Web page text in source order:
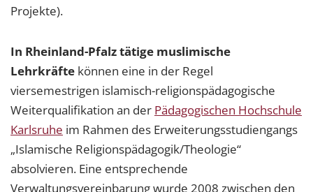
Projekte).
In Rheinland-Pfalz tätige muslimische
Lehrkräfte können eine in der Regel
viersemestrigen islamisch-religionspädagogische
Weiterqualifikation an der Pädagogischen Hochschule
Karlsruhe im Rahmen des Erweiterungsstudiengangs
„Islamische Religionspädagogik/Theologie“
absolvieren. Eine entsprechende
Verwaltungsvereinbarung wurde 2008 zwischen den